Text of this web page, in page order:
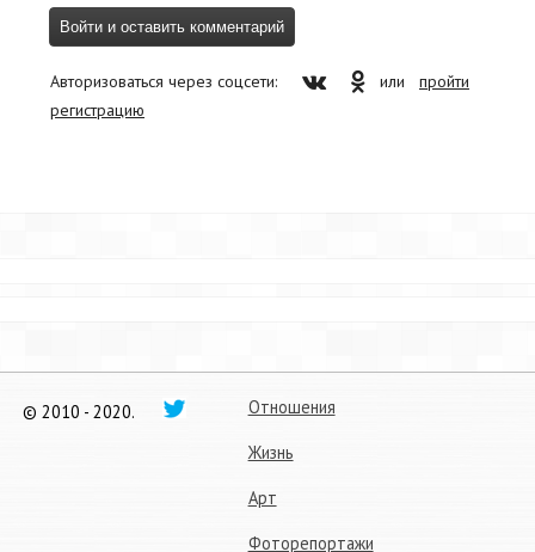
Авторизоваться через соцсети: или пройти
регистрацию
© 2010 - 2020.
Отношения
Жизнь
Арт
Фоторепортажи